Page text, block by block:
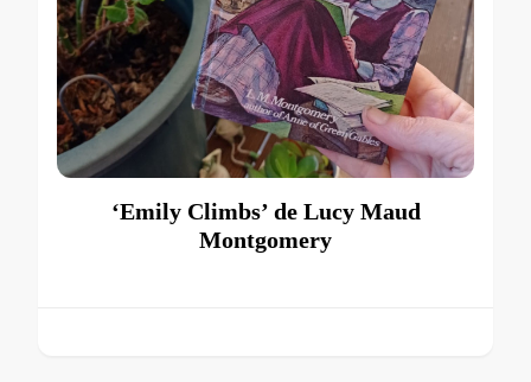
‘Emily Climbs’ de Lucy Maud
Montgomery